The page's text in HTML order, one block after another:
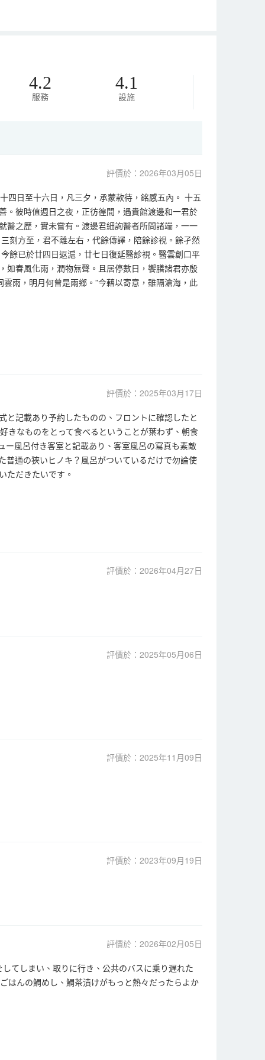
4.2
服務
4.1
設施
評價於：2026年03月05日
四日至十六日，凡三夕，承蒙款待，銘感五內。 十五
。彼時值週日之夜，正彷徨間，遇貴館渡邊和一君於
醫之歷，實未嘗有。渡邊君細詢醫者所問諸端，一一
刻方至，君不離左右，代餘傳譯，陪餘診視。餘孑然
餘已於廿四日返滬，廿七日復延醫診視。醫雲創口平
如春風化雨，潤物無聲。且居停數日，饗膳諸君亦殷
雨，明月何曾是兩鄉。”今藉以寄意，雖隔滄海，此
評價於：2025年03月17日
記載あり予約したものの、フロントに確認したと
きなものをとって食べるということが葉わず、朝食
風呂付き客室と記載あり、客室風呂の寫真も素敵
普通の狹いヒノキ？風呂がついているだけで勿論使
ただきたいです。
評價於：2026年04月27日
評價於：2025年05月06日
評價於：2025年11月09日
評價於：2023年09月19日
評價於：2026年02月05日
てしまい、取りに行き、公共のバスに乗り遅れた
はんの鯛めし、鯛茶漬けがもっと熱々だったらよか